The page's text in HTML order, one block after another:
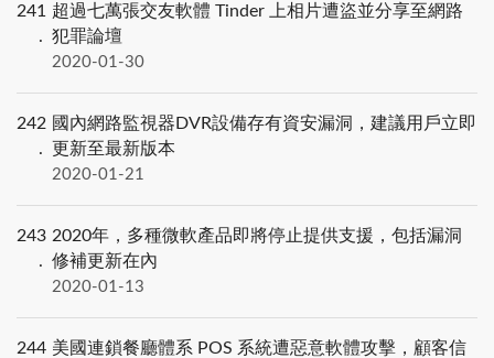
241
超過七萬張交友軟體 Tinder 上相片遭盜並分享至網路
犯罪論壇
2020-01-30
242 國內網路監視器DVR設備存有資安漏洞，建議用戶立即
更新至最新版本
2020-01-21
243 2020年，多種微軟產品即將停止提供支援，包括漏洞
修補更新在內
2020-01-13
244 美國連鎖餐廳體系 POS 系統遭惡意軟體攻擊，顧客信